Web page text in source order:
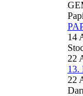
14
22
13.
22